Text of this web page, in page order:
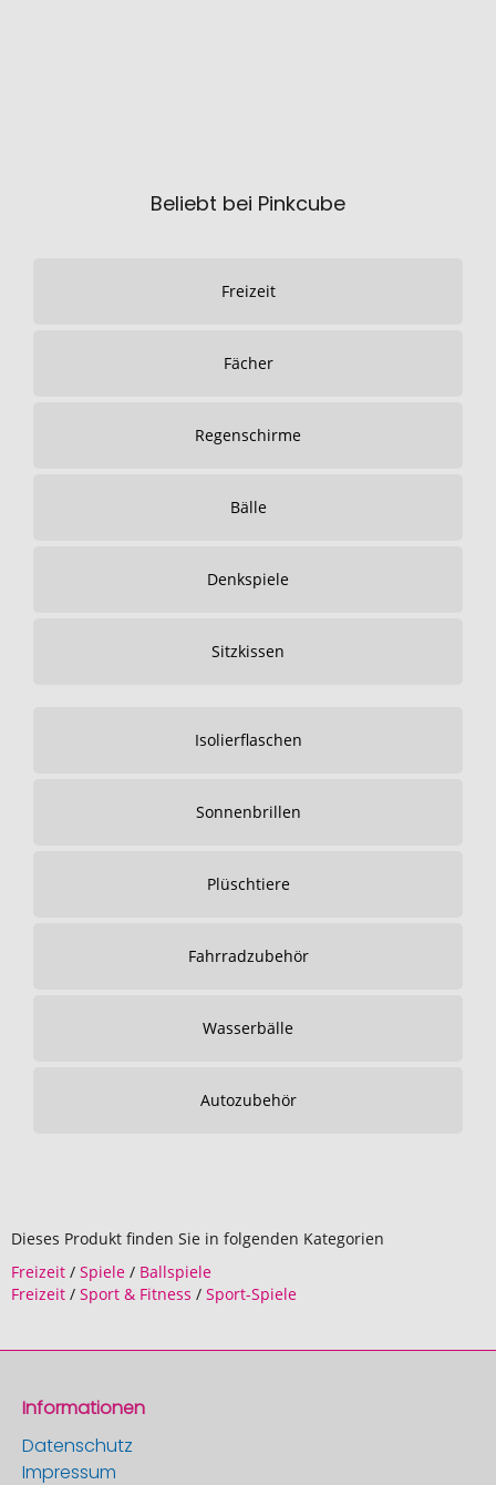
Beliebt bei Pinkcube
Freizeit
Fächer
Regenschirme
Bälle
Denkspiele
Sitzkissen
Isolierflaschen
Sonnenbrillen
Plüschtiere
Fahrradzubehör
Wasserbälle
Autozubehör
Dieses Produkt finden Sie in folgenden Kategorien
Freizeit / Spiele / Ballspiele
Freizeit / Sport & Fitness / Sport-Spiele
Informationen
Datenschutz
Impressum